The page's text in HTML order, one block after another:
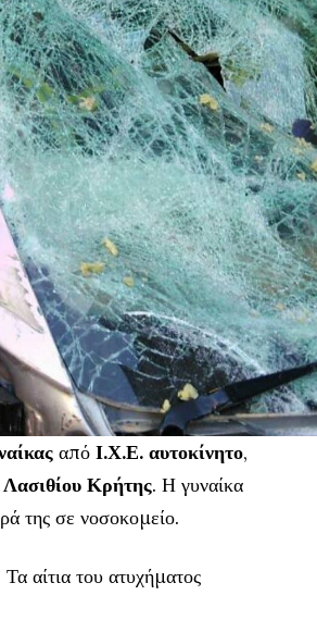
από Ι.Χ.Ε. αυτοκίνητο,
Κρήτης. Η γυναίκα
της σε νοσοκομείο.
Τα αίτια του ατυχήματος